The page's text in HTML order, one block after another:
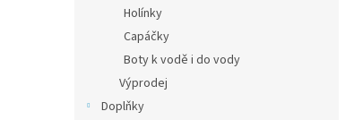
Holínky
Capáčky
Boty k vodě i do vody
Výprodej
Doplňky